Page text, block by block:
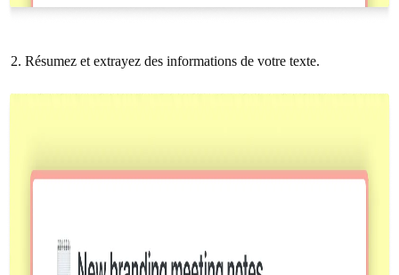
Résumez et extrayez des informations de votre texte.